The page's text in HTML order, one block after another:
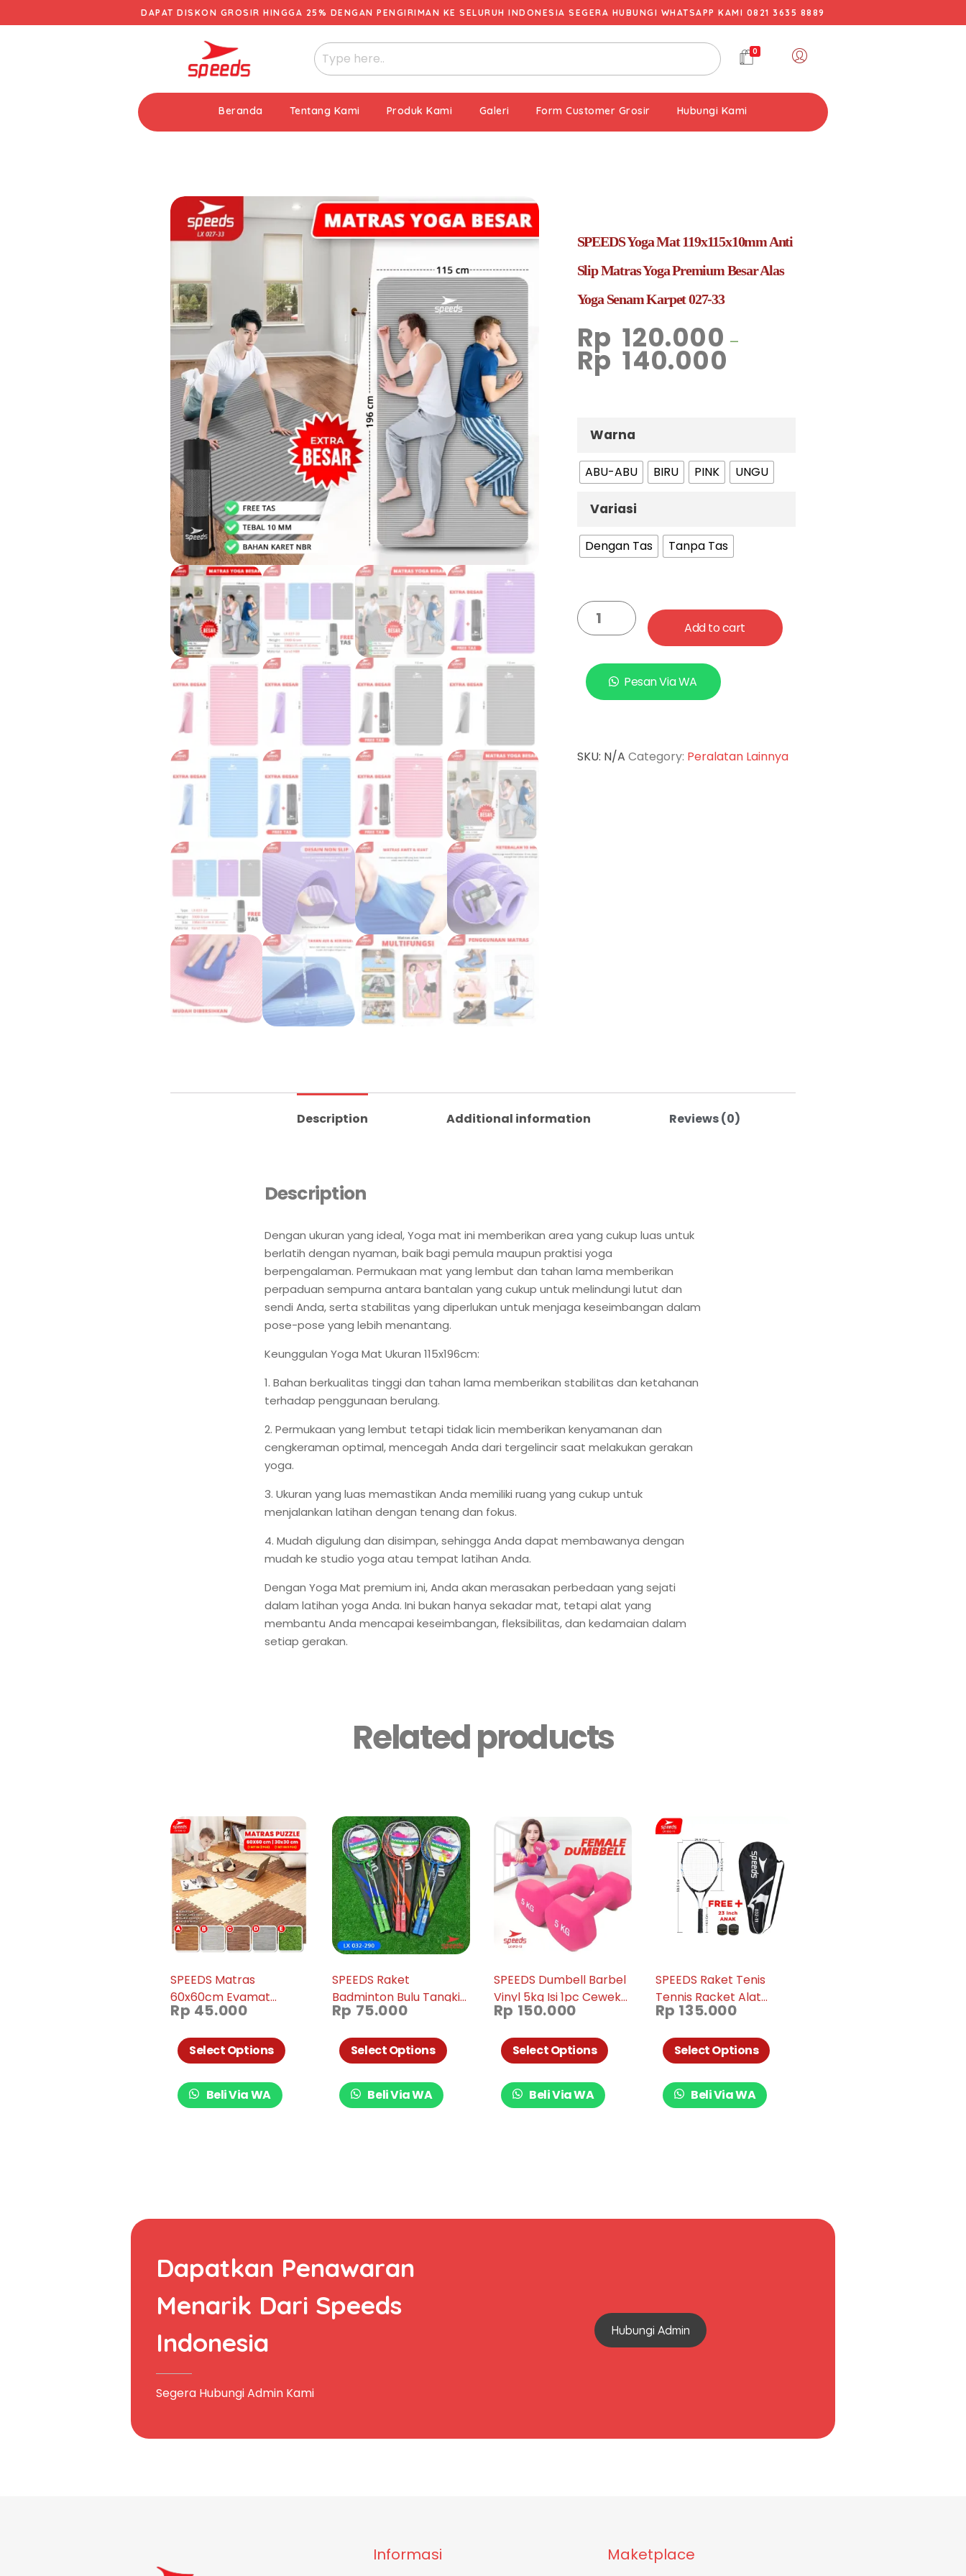
DAPAT DISKON GROSIR HINGGA 25% DENGAN PENGIRIMAN KE SELURUH INDONESIA SEGERA HUBUNGI WHATSAPP KAMI 0821 3635 8889
0
Beranda Tentang Kami Produk Kami Galeri Form Customer Grosir Hubungi Kami
SPEEDS Yoga Mat 119x115x10mm Anti
Slip Matras Yoga Premium Besar Alas
Yoga Senam Karpet 027-33
Rp 120.000 –
Rp 140.000
Warna
ABU-ABU BIRU PINK UNGU
Variasi
Dengan Tas Tanpa Tas
Add to cart
Pesan Via WA
SKU: N/A Category: Peralatan Lainnya
Description Additional information Reviews (0)
Description
Dengan ukuran yang ideal, Yoga mat ini memberikan area yang cukup luas untuk
berlatih dengan nyaman, baik bagi pemula maupun praktisi yoga
berpengalaman. Permukaan mat yang lembut dan tahan lama memberikan
perpaduan sempurna antara bantalan yang cukup untuk melindungi lutut dan
sendi Anda, serta stabilitas yang diperlukan untuk menjaga keseimbangan dalam
pose-pose yang lebih menantang.
Keunggulan Yoga Mat Ukuran 115x196cm:
1. Bahan berkualitas tinggi dan tahan lama memberikan stabilitas dan ketahanan
terhadap penggunaan berulang.
2. Permukaan yang lembut tetapi tidak licin memberikan kenyamanan dan
cengkeraman optimal, mencegah Anda dari tergelincir saat melakukan gerakan
yoga.
3. Ukuran yang luas memastikan Anda memiliki ruang yang cukup untuk
menjalankan latihan dengan tenang dan fokus.
4. Mudah digulung dan disimpan, sehingga Anda dapat membawanya dengan
mudah ke studio yoga atau tempat latihan Anda.
Dengan Yoga Mat premium ini, Anda akan merasakan perbedaan yang sejati
dalam latihan yoga Anda. Ini bukan hanya sekadar mat, tetapi alat yang
membantu Anda mencapai keseimbangan, fleksibilitas, dan kedamaian dalam
setiap gerakan.
Related products
SPEEDS Matras
60x60cm Evamat
Matras Puzzle Karpet
Lantai Evamat Matras
Bermain Soft 034-12
Rp 45.000
Select Options
Beli Via WA
SPEEDS Raket
Badminton Bulu Tangkis
Paket Lengkap 1 Set
Berkualitas Original LX
032-290
Rp 75.000
Select Options
Beli Via WA
SPEEDS Dumbell Barbel
Vinyl 5kg Isi 1pc Cewek
Gym Neoprene Dumbel
Rp 150.000
Select Options
Beli Via WA
SPEEDS Raket Tenis
Tennis Racket Alat
Olahraga Tenis
Trainer Dewasa Tool
Exercise Tennis Dewasa
032-11
Rp 135.000
Select Options
Beli Via WA
Dapatkan Penawaran
Menarik Dari Speeds
Indonesia
Segera Hubungi Admin Kami
Hubungi Admin
Informasi Maketplace